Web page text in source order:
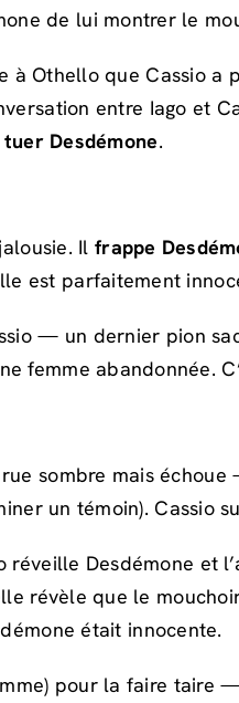
de lui montrer le
Othello que Cassio a
entre Iago et
tuer Desdémone.
Il frappe
est parfaitement
— un dernier pion
femme abandonnée.
sombre mais
un témoin). Cassio
Desdémone et
révèle que le
était innocente.
pour la faire taire